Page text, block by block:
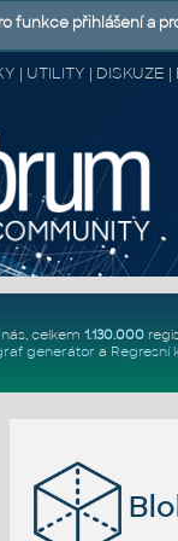
| UTILITY |
celkem 1.130.000
generátor a Regresní
funkce přihlášení a